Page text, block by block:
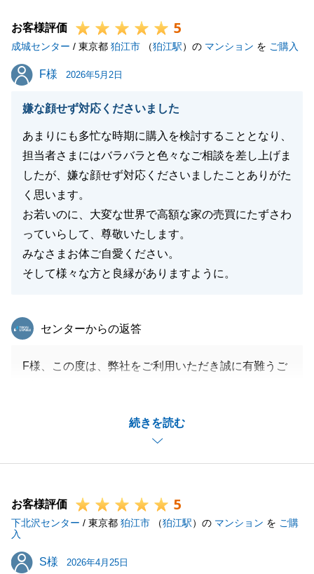
くご使用頂けた事も良かったと思います。
K様ご家族の皆様が快適に今後の生活をして頂けると
さらに嬉しく思います。
閉じる
お客様評価 5
成城センター / 東京都 狛江市 （狛江駅）の マンション を ご購入
F様
F様 2026年5月2日
嫌な顔せず対応くださいました
あまりにも多忙な時期に購入を検討することとなり、
担当者さまにはバラバラと色々なご相談を差し上げま
したが、嫌な顔せず対応くださいましたことありがた
く思います。
お若いのに、大変な世界で高額な家の売買にたずさわ
っていらして、尊敬いたします。
みなさまお体ご自愛ください。
そして様々な方と良縁がありますように。
続きを読む
東急リバブル
センターからの返答
F様、この度は、弊社をご利用いただき誠に有難うご
お取引に関してこちらからの依頼事項に迅速にご対応
いただき、F様のご協力あってのお取引であったと感
重ねて感謝申し上げます。
今後も何かお困り事がございましたら、お気軽にご連
引き続き、宜しくお願いいたします
お客様評価 5
下北沢センター / 東京都 狛江市 （狛江駅）の マンション を ご購
入
S様
S様 2026年4月25日